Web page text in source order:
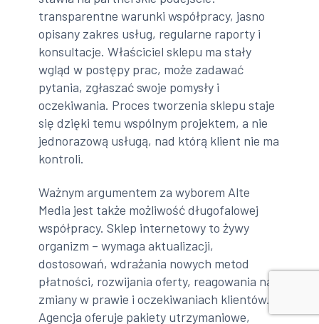
transparentne warunki współpracy, jasno
opisany zakres usług, regularne raporty i
konsultacje. Właściciel sklepu ma stały
wgląd w postępy prac, może zadawać
pytania, zgłaszać swoje pomysły i
oczekiwania. Proces tworzenia sklepu staje
się dzięki temu wspólnym projektem, a nie
jednorazową usługą, nad którą klient nie ma
kontroli.
Ważnym argumentem za wyborem Alte
Media jest także możliwość długofalowej
współpracy. Sklep internetowy to żywy
organizm – wymaga aktualizacji,
dostosowań, wdrażania nowych metod
płatności, rozwijania oferty, reagowania na
zmiany w prawie i oczekiwaniach klientów.
Agencja oferuje pakiety utrzymaniowe,